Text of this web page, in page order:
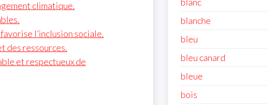
climatique.
l’inclusion sociale.
des ressources.
et respectueux de
blanche
bleu
bleu canard
bleue
bois